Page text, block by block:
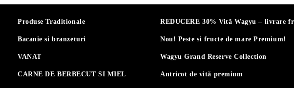
Produse Traditionale
Bacanie si branzeturi
VANAT
CARNE DE BERBECUT SI MIEL
REDUCERE 30% Vită Wagyu – livrare
Nou! Peste si fructe de mare Premium!
Wagyu Grand Reserve Collection
Antricot de vită premium